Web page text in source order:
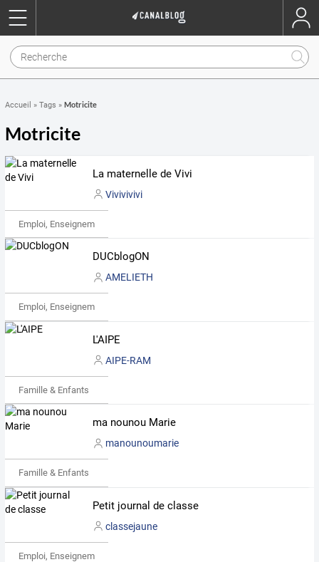
Accueil » Tags » Motricite
Motricite
La maternelle de Vivi
Vivivivivi
Emploi, Enseignement & Etudes
DUCblogON
AMELIETH
Emploi, Enseignement & Etudes
L'AIPE
AIPE-RAM
Famille & Enfants
ma nounou Marie
manounoumarie
Famille & Enfants
Petit journal de classe
classejaune
Emploi, Enseignement & Etudes